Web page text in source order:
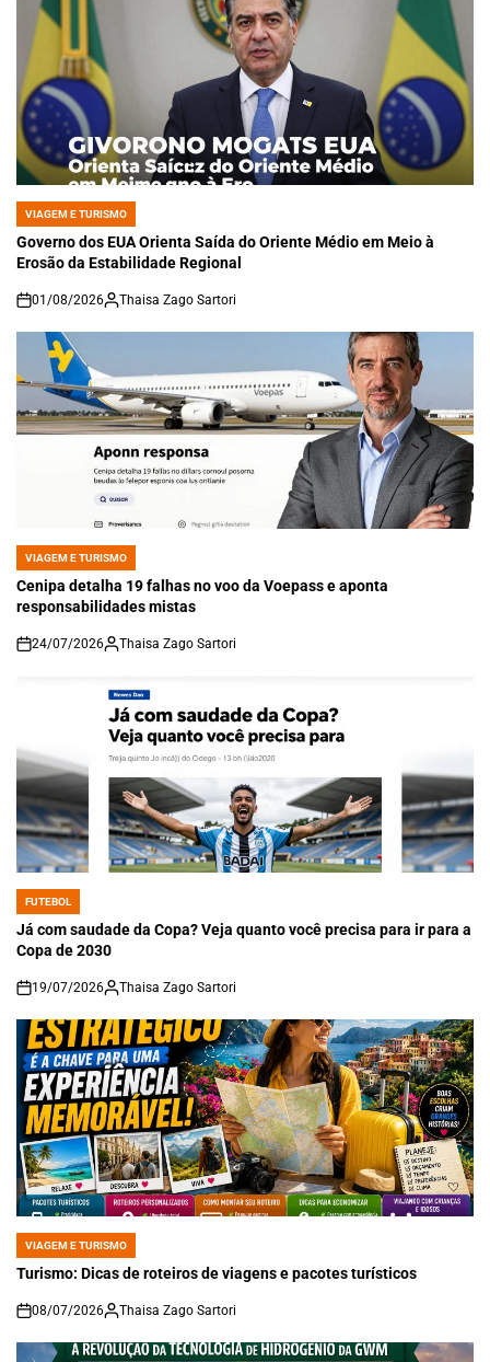
POSTED
IN
VIAGEM E TURISMO
Governo dos EUA Orienta Saída do Oriente Médio em Meio à
Erosão da Estabilidade Regional
on
01/08/2026 Thaisa Zago Sartori
POSTED
IN
VIAGEM E TURISMO
Cenipa detalha 19 falhas no voo da Voepass e aponta
responsabilidades mistas
on
24/07/2026 Thaisa Zago Sartori
POSTED
IN
FUTEBOL
Já com saudade da Copa? Veja quanto você precisa para ir para a
Copa de 2030
on
19/07/2026 Thaisa Zago Sartori
POSTED
IN
VIAGEM E TURISMO
Turismo: Dicas de roteiros de viagens e pacotes turísticos
on
08/07/2026 Thaisa Zago Sartori